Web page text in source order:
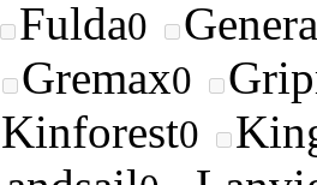
Fulda0
Gremax0
Kinforest0